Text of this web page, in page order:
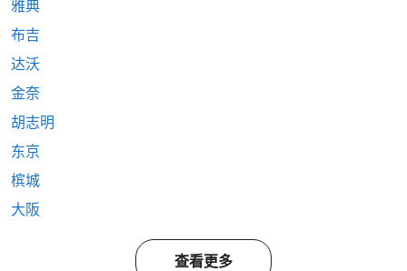
雅典
布吉
达沃
金奈
胡志明
东京
槟城
大阪
查看更多